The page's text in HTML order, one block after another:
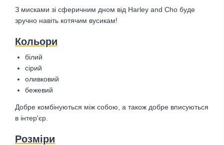
З мисками зі сферичним дном від Harley and Cho буде
зручно навіть котячим вусикам!
Кольори
білий
сірий
оливковий
бежевий
Добре комбінуються між собою, а також добре вписуються
в інтер'єр.
Розміри